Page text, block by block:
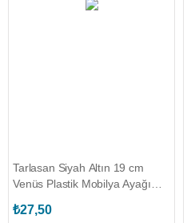
Tarlasan Siyah Altın 19 cm
Venüs Plastik Mobilya Ayağı
₺27,50